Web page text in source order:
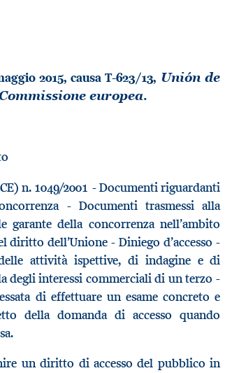
2015, causa T-623/13, Unión de
europea.
n. 1049/2001 - Documenti riguardanti
- Documenti trasmessi alla
garante della concorrenza nell’ambito
dell’Unione - Diniego d’accesso -
attività ispettive, di indagine e di
degli interessi commerciali di un terzo -
di effettuare un esame concreto e
della domanda di accesso quando
un diritto di accesso del pubblico in